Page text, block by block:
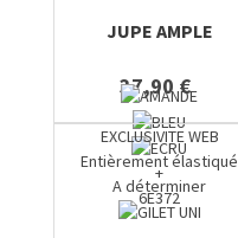
JUPE AMPLE
37,90 €
+
6E372
EXCLUSIVITE WEB
Entièrement élastiqué
A déterminer